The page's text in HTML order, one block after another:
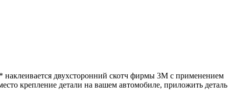
наклеивается двухсторонний скотч фирмы 3М с применением
крепление детали на вашем автомобиле, приложить деталь